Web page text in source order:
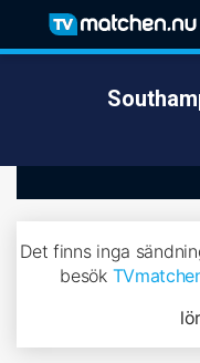
Det finns inga
besök